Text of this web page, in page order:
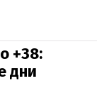
+38:
дни